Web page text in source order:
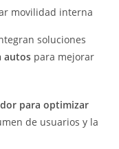
movilidad interna
soluciones
autos para mejorar
para optimizar
de usuarios y la